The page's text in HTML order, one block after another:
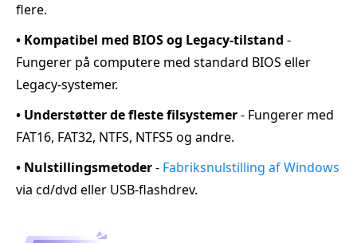
flere.
• Kompatibel med BIOS og Legacy-tilstand -
Fungerer på computere med standard BIOS eller
Legacy-systemer.
• Understøtter de fleste filsystemer- Fungerer med
FAT16, FAT32, NTFS, NTFS5 og andre.
• Nulstillingsmetoder- Fabriksnulstilling af Windows
via cd/dvd eller USB-flashdrev.